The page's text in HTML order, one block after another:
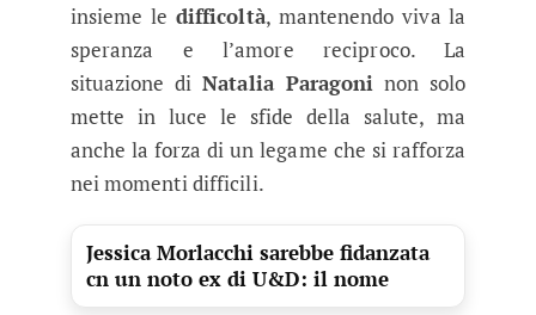
insieme le difficoltà, mantenendo viva la
speranza e l’amore reciproco. La
situazione diNatalia Paragoni non solo
mette in luce le sfide della salute, ma
anche la forza di un legame che si rafforza
nei momenti difficili.
Jessica Morlacchi sarebbe fidanzata
cn un noto ex di U&D: il nome